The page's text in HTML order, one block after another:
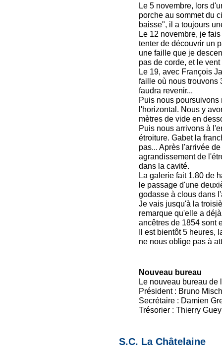
Le 5 novembre, lors
porche au sommet du
baisse", il a toujours
Le 12 novembre, je
tenter de découvrir un
une faille que je
pas de corde, et le
Le 19, avec François
faille où nous trouvons
faudra revenir...
Puis nous poursuivons
l'horizontal. Nous y
mètres de vide en
Puis nous arrivons à
étroiture. Gabet la
pas... Après l'arrivée
agrandissement de
dans la cavité.
La galerie fait 1,80 de
le passage d'une
godasse à clous dans
Je vais jusqu'à la
remarque qu'elle a
ancêtres de 1854 sont
Il est bientôt 5 heures,
ne nous oblige pas à
Nouveau bureau
Le nouveau bureau de
Président : Bruno
Secrétaire : Damien
Trésorier : Thierry
S.C. La Châtelaine